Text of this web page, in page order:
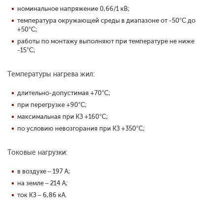
номинальное напряжение 0,66/1 кВ;
температура окружающей среды в диапазоне от -50°С до
+50°С;
работы по монтажу выполняют при температуре не ниже
-15°С;
Температуры нагрева жил:
длительно-допустимая +70°С;
при перегрузке +90°С;
максимальная при КЗ +160°С;
по условию невозгорания при КЗ +350°С;
Токовые нагрузки:
в воздухе – 197 А;
на земле – 214 А;
ток КЗ – 6,86 кА.